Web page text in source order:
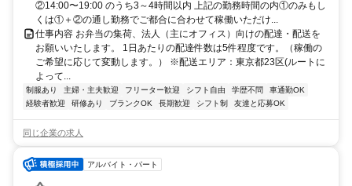
②14:00〜19:00 のうち3～4時間以内 上記の勤務時間の内①のみもし
くは①＋②の通し勤務でご都合に合わせて稼働いただけ...
仕事内容 お弁当の集荷、法人（主にオフィス）向けの配達・配送を
お願いいたします。 1日あたりの配達件数は5件程度です。（稼働の
ご希望に応じて変動します。） ※配送エリア：東京都23区(ルートに
よって...
制服あり 主婦・主夫歓迎 フリーター歓迎 シフト自由 学歴不問
車通勤OK
経験者歓迎
研修あり ブランクOK 長期歓迎 シフト制 友達と応募OK
同じ企業の求人
アルバイト・パート